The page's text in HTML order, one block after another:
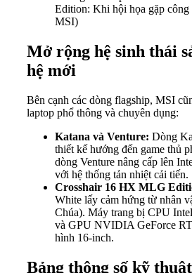
Edition: Khi hội họa gặp công
MSI)
Mở rộng hệ sinh thái
hệ mới
Bên cạnh các dòng flagship, MSI
laptop phổ thông và chuyên dụng:
Katana và Venture: Dòng
thiết kế hướng đến game thủ
dòng Venture nâng cấp lên
với hệ thống tản nhiệt cải tiến.
Crosshair 16 HX MLG
White lấy cảm hứng từ nhân
Chúa). Máy trang bị CPU
và GPU NVIDIA GeForce
hình 16-inch.
Bảng thông số kỹ